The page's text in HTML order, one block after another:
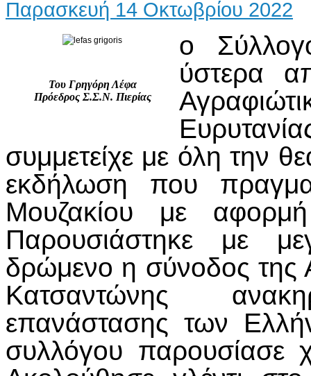
Του Γρηγόρη Λέφα
Πρόεδρος Σ.Σ.Ν. Πιερίας
ο
ύστερα
συμμετείχε με όλη την
εκδήλωση που
Μουζακίου με
Παρουσιάστηκε με
δρώμενο η σύνοδος
Κατσαντώνης
επανάστασης των
συλλόγου παρουσίασε